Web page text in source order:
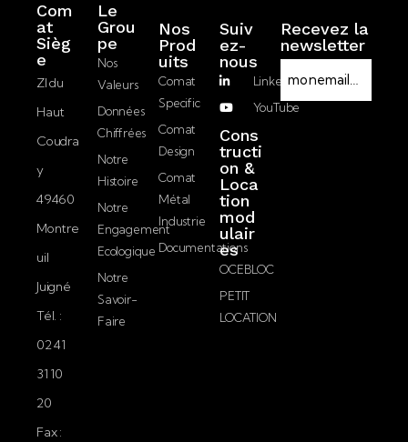
Com
at
Sièg
e
ZI du
Haut
Coudra
y
49460
Montre
uil
Juigné
Tél. :
02 41
31 10
20
Fax :
Le
Grou
pe
Nos
Valeurs
Données
Chiffrées
Notre
Histoire
Notre
Engagement
Ecologique
Notre
Savoir-
Faire
Nos
Prod
Uits
Comat
Specific
Comat
Design
Comat
Métal
Industrie
Documentations
Suiv
ez-
nous
LinkedIn
YouTube
Cons
tructi
on &
Loca
tion
mod
ulair
es
OCEBLOC
PETIT
LOCATION
Recevez la
newsletter
mail
RGPD